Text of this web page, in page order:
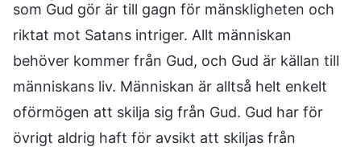
som Gud gör är till gagn för mänskligheten och
riktat mot Satans intriger. Allt människan
behöver kommer från Gud, och Gud är källan till
människans liv. Människan är alltså helt enkelt
oförmögen att skilja sig från Gud. Gud har för
övrigt aldrig haft för avsikt att skiljas från